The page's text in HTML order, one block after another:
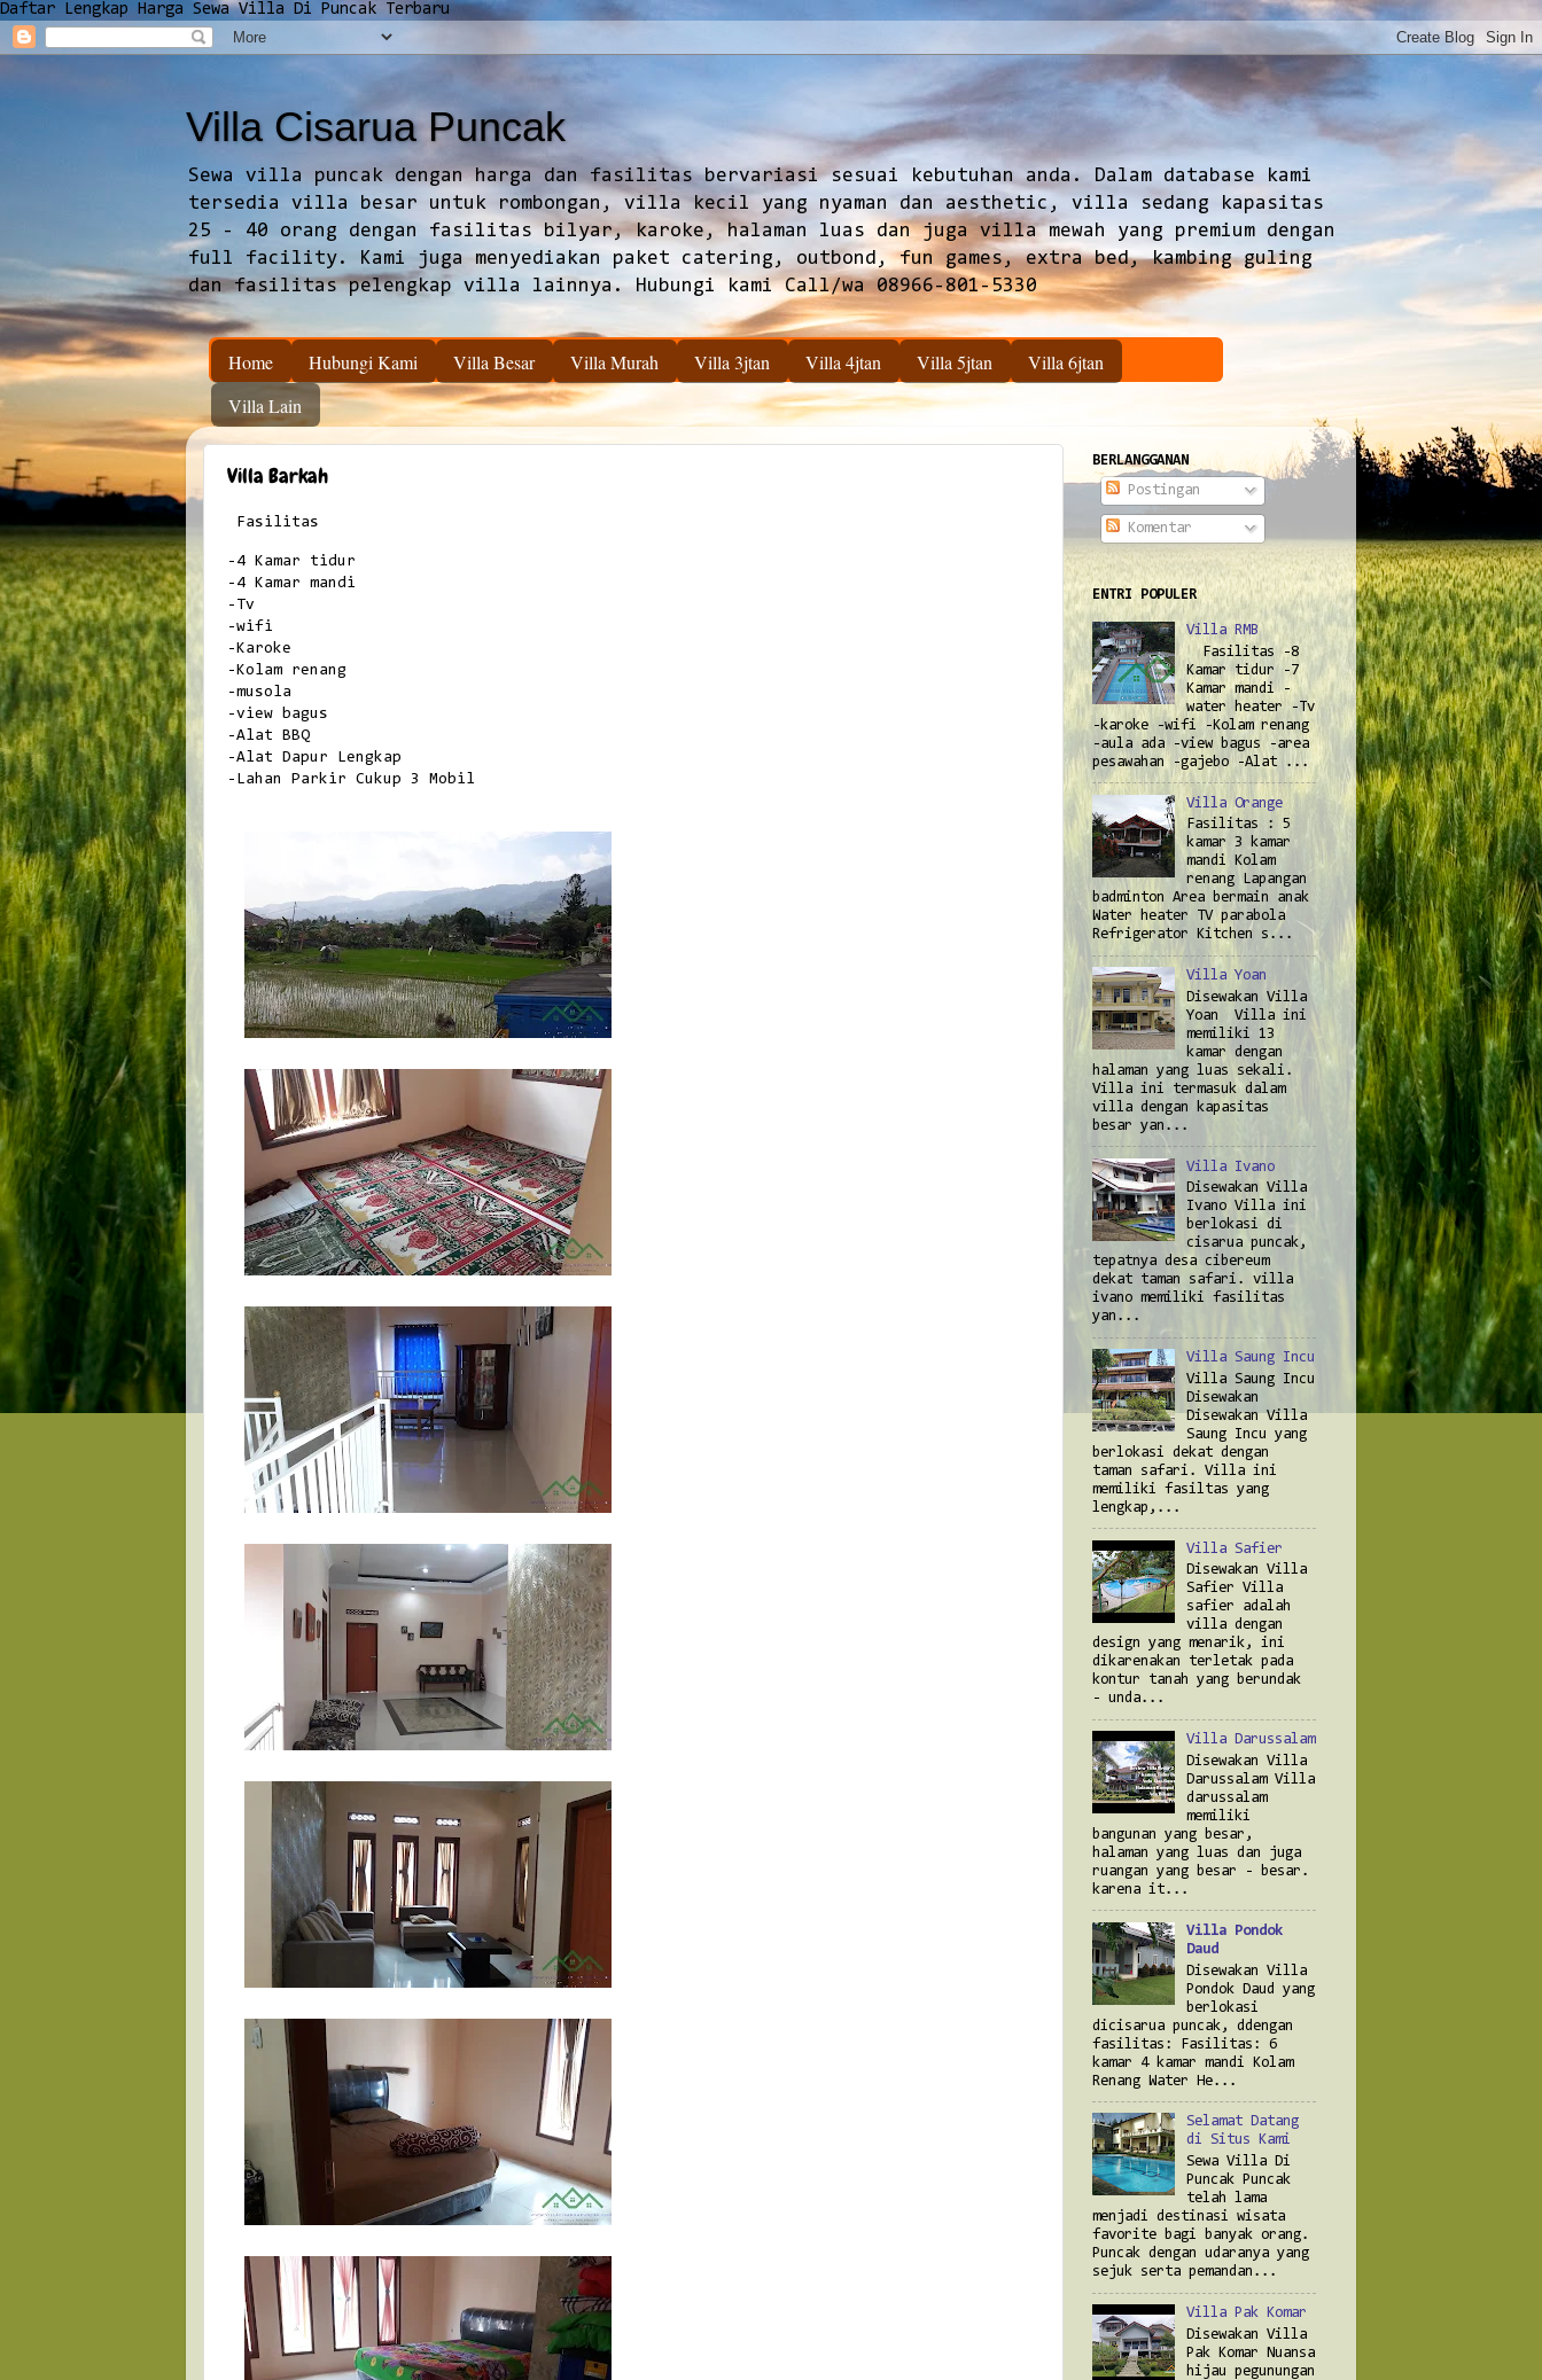
Daftar Lengkap Harga Sewa Villa Di Puncak Terbaru
Villa Cisarua Puncak
Sewa villa puncak dengan harga dan fasilitas bervariasi sesuai kebutuhan anda. Dalam database kami
tersedia villa besar untuk rombongan, villa kecil yang nyaman dan aesthetic, villa sedang kapasitas
25 - 40 orang dengan fasilitas bilyar, karoke, halaman luas dan juga villa mewah yang premium dengan
full facility. Kami juga menyediakan paket catering, outbond, fun games, extra bed, kambing guling
dan fasilitas pelengkap villa lainnya. Hubungi kami Call/wa 08966-801-5330
Home Hubungi Kami Villa Besar Villa Murah Villa 3jtan Villa 4jtan Villa 5jtan
Villa 6jtan
Villa Lain
Villa Barkah
Fasilitas
-4 Kamar tidur
-4 Kamar mandi
-Tv
-wifi
-Karoke
-Kolam renang
-musola
-view bagus
-Alat BBQ
-Alat Dapur Lengkap
-Lahan Parkir Cukup 3 Mobil
BERLANGGANAN
Postingan
Komentar
ENTRI POPULER
Villa RMB
Fasilitas -8
Kamar tidur -7
Kamar mandi -
water heater -Tv
-karoke -wifi -Kolam renang
-aula ada -view bagus -area
pesawahan -gajebo -Alat ...
Villa Orange
Fasilitas : 5
kamar 3 kamar
mandi Kolam
renang Lapangan
badminton Area bermain anak
Water heater TV parabola
Refrigerator Kitchen s...
Villa Yoan
Disewakan Villa
Yoan Villa ini
memiliki 13
kamar dengan
halaman yang luas sekali.
Villa ini termasuk dalam
villa dengan kapasitas
besar yan...
Villa Ivano
Disewakan Villa
Ivano Villa ini
berlokasi di
cisarua puncak,
tepatnya desa cibereum
dekat taman safari. villa
ivano memiliki fasilitas
yan...
Villa Saung Incu
Villa Saung Incu
Disewakan
Disewakan Villa
Saung Incu yang
berlokasi dekat dengan
taman safari. Villa ini
memiliki fasiltas yang
lengkap,...
Villa Safier
Disewakan Villa
Safier Villa
safier adalah
villa dengan
design yang menarik, ini
dikarenakan terletak pada
kontur tanah yang berundak
- unda...
Villa Darussalam
Disewakan Villa
Darussalam Villa
darussalam
memiliki
bangunan yang besar,
halaman yang luas dan juga
ruangan yang besar - besar.
karena it...
Villa Pondok
Daud
Disewakan Villa
Pondok Daud yang
berlokasi
dicisarua puncak, ddengan
fasilitas: Fasilitas: 6
kamar 4 kamar mandi Kolam
Renang Water He...
Selamat Datang
di Situs Kami
Sewa Villa Di
Puncak Puncak
telah lama
menjadi destinasi wisata
favorite bagi banyak orang.
Puncak dengan udaranya yang
sejuk serta pemandan...
Villa Pak Komar
Disewakan Villa
Pak Komar Nuansa
hijau pegunungan